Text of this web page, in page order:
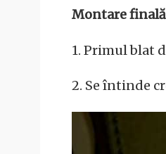
Montare
1. Primul blat
2. Se întinde